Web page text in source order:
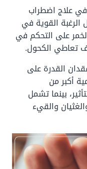
علاج اضطراب
القوية في
على التحكم في
تعاطي الكحول.
القدرة على
أكبر من
بينما تشمل
والقيء